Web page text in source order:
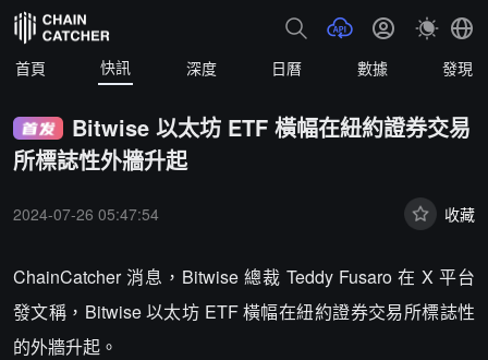
首頁 快訊 深度 日曆 數據 發現
Bitwise 以太坊 ETF 橫幅在紐約證券交易
所標誌性外牆升起
2024-07-26 05:47:54 收藏
ChainCatcher 消息，Bitwise 總裁 Teddy Fusaro 在 X 平台
發文稱，Bitwise 以太坊 ETF 橫幅在紐約證券交易所標誌性
的外牆升起。